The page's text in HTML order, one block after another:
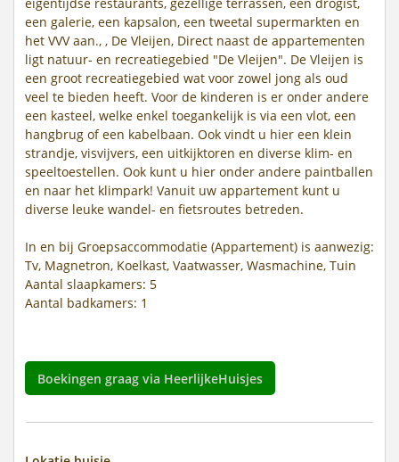
eigentijdse restaurants, gezellige terrassen, een drogist,
een galerie, een kapsalon, een tweetal supermarkten en
het VVV aan., , De Vleijen, Direct naast de appartementen
ligt natuur- en recreatiegebied "De Vleijen". De Vleijen is
een groot recreatiegebied wat voor zowel jong als oud
veel te bieden heeft. Voor de kinderen is er onder andere
een kasteel, welke enkel toegankelijk is via een vlot, een
hangbrug of een kabelbaan. Ook vindt u hier een klein
strandje, visvijvers, een uitkijktoren en diverse klim- en
speeltoestellen. Ook kunt u hier onder andere paintballen
en naar het klimpark! Vanuit uw appartement kunt u
diverse leuke wandel- en fietsroutes betreden.
In en bij Groepsaccommodatie (Appartement) is aanwezig:
Tv, Magnetron, Koelkast, Vaatwasser, Wasmachine, Tuin
Aantal slaapkamers: 5
Aantal badkamers: 1
Boekingen graag via HeerlijkeHuisjes